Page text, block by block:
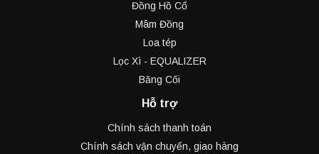
Đồng Hồ Cổ
Mâm Đồng
Loa tép
Lọc Xì - EQUALIZER
Băng Cối
Hỗ trợ
Chính sách thanh toán
Chính sách vận chuyển, giao hàng